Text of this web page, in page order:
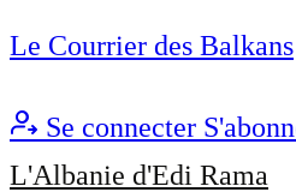
Le Courrier des Balkans
Se connecter
L'Albanie d'Edi Rama